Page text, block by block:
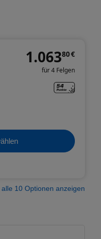
1.06380€
für 4 Felgen
alle 10Optionen anzeigen